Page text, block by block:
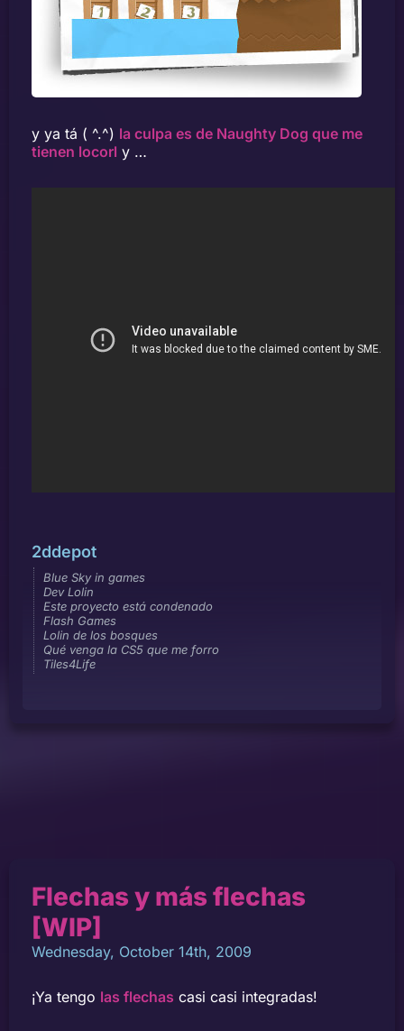
y ya tá ( ^.^) la culpa es de Naughty Dog que me
tienen locorl y …
2ddepot
Blue Sky in games
Dev Lolin
Este proyecto está condenado
Flash Games
Lolin de los bosques
Qué venga la CS5 que me forro
Tiles4Life
Flechas y más flechas
[WIP]
Wednesday, October 14th, 2009
¡Ya tengo las flechas casi casi integradas!